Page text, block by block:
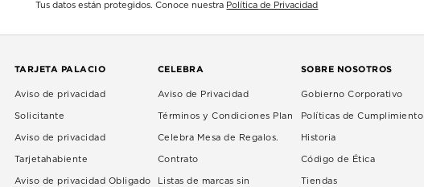
Tus datos están protegidos. Conoce nuestra Política de Privacidad
TARJETA PALACIO
Aviso de privacidad
Solicitante
Aviso de privacidad
Tarjetahabiente
Aviso de privacidad Obligado
CELEBRA
Aviso de Privacidad
Términos y Condiciones Plan
Celebra Mesa de Regalos.
Contrato
Listas de marcas sin
SOBRE NOSOTROS
Gobierno Corporativo
Políticas de Cumplimiento
Historia
Código de Ética
Tiendas